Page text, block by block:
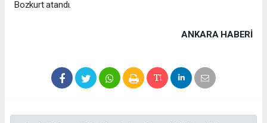
Bozkurt atandı.
ANKARA HABERİ